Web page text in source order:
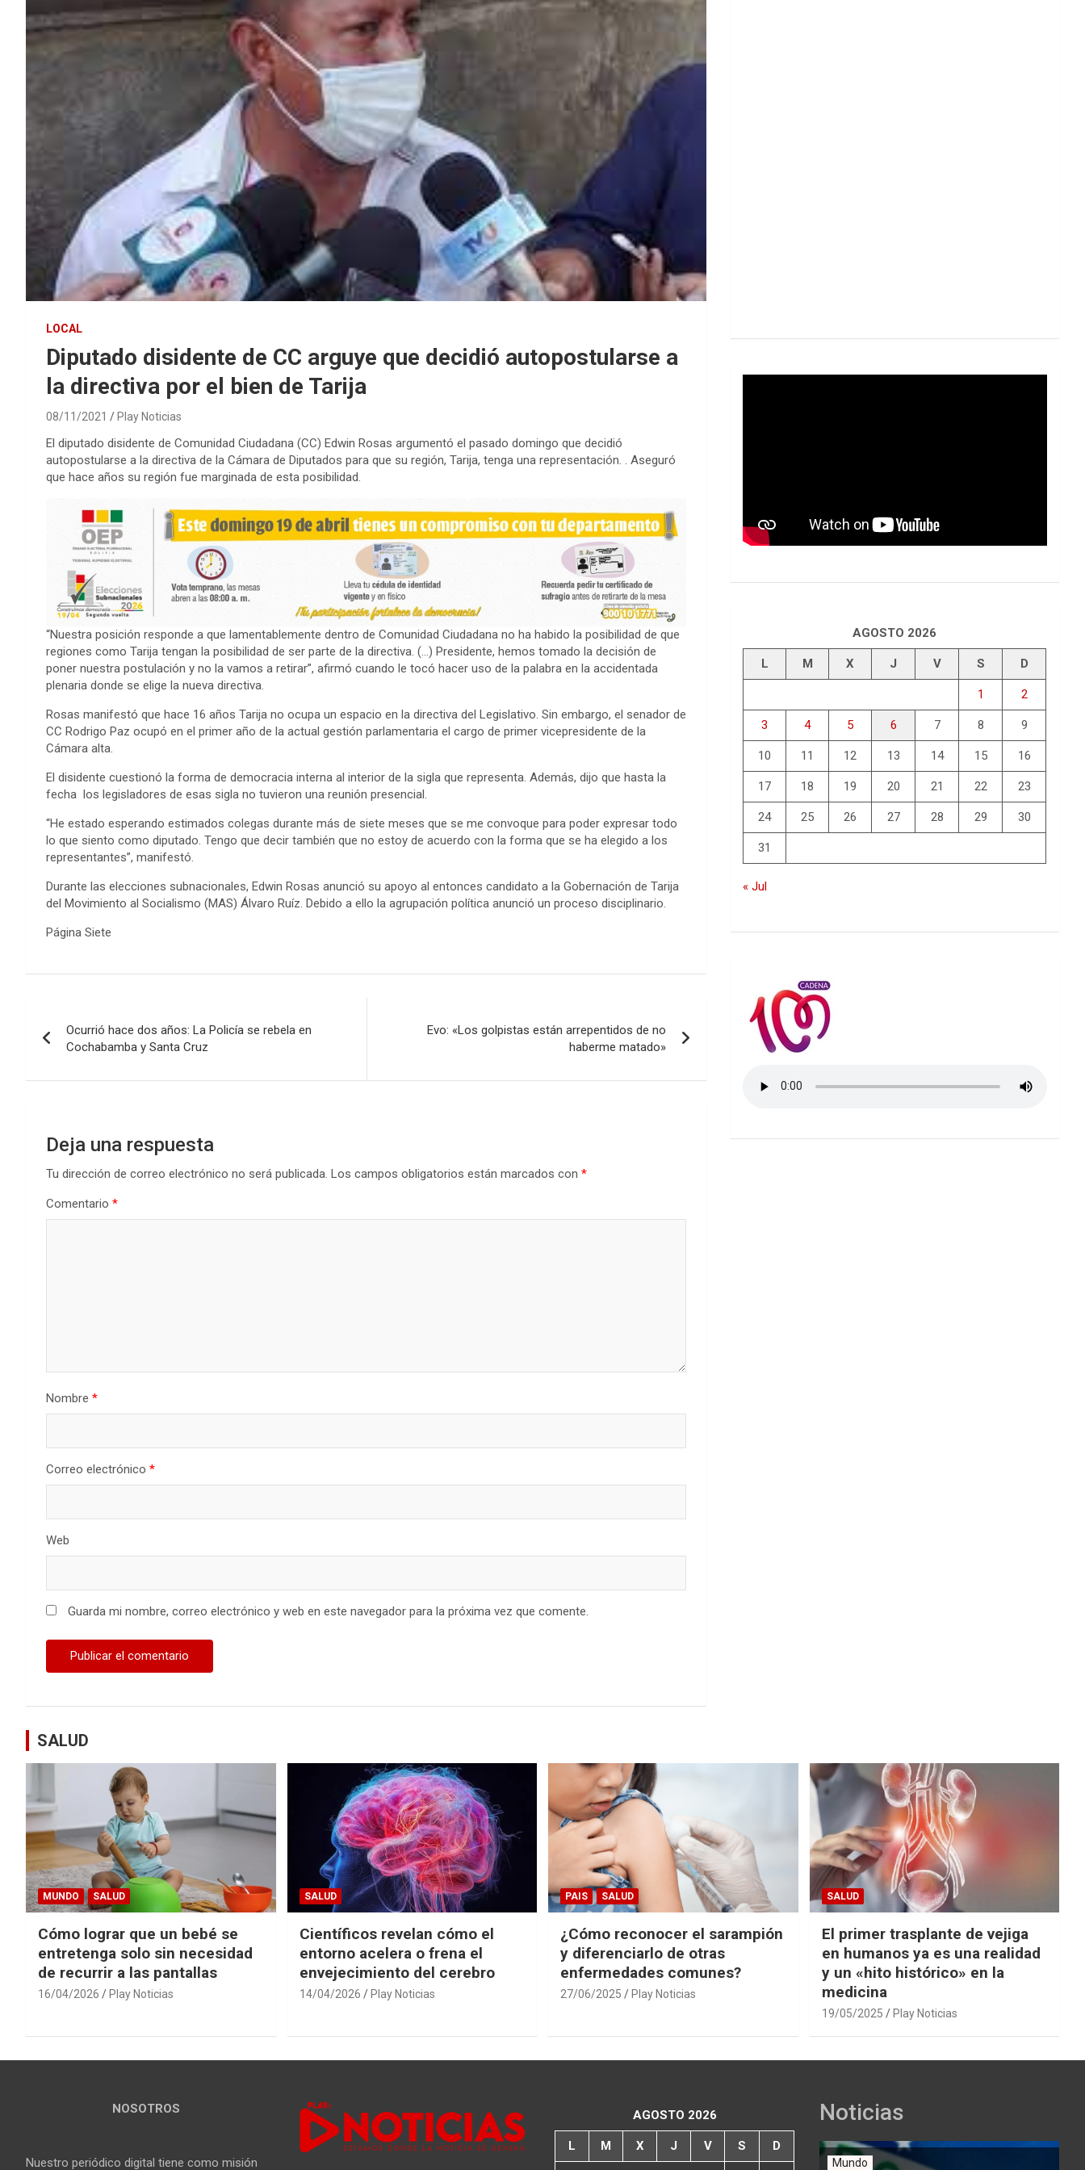
LOCAL
Diputado disidente de CC arguye que decidió autopostularse a
la directiva por el bien de Tarija
08/11/2021 Play Noticias
El diputado disidente de Comunidad Ciudadana (CC) Edwin Rosas argumentó el pasado domingo que decidió
autopostularse a la directiva de la Cámara de Diputados para que su región, Tarija, tenga una representación. . Aseguró
que hace años su región fue marginada de esta posibilidad.
“Nuestra posición responde a que lamentablemente dentro de Comunidad Ciudadana no ha habido la posibilidad de que
regiones como Tarija tengan la posibilidad de ser parte de la directiva. (…) Presidente, hemos tomado la decisión de
poner nuestra postulación y no la vamos a retirar”, afirmó cuando le tocó hacer uso de la palabra en la accidentada
plenaria donde se elige la nueva directiva.
Rosas manifestó que hace 16 años Tarija no ocupa un espacio en la directiva del Legislativo. Sin embargo, el senador de
CC Rodrigo Paz ocupó en el primer año de la actual gestión parlamentaria el cargo de primer vicepresidente de la
Cámara alta.
El disidente cuestionó la forma de democracia interna al interior de la sigla que representa. Además, dijo que hasta la
fecha los legisladores de esas sigla no tuvieron una reunión presencial.
“He estado esperando estimados colegas durante más de siete meses que se me convoque para poder expresar todo
lo que siento como diputado. Tengo que decir también que no estoy de acuerdo con la forma que se ha elegido a los
representantes”, manifestó.
Durante las elecciones subnacionales, Edwin Rosas anunció su apoyo al entonces candidato a la Gobernación de Tarija
del Movimiento al Socialismo (MAS) Álvaro Ruíz. Debido a ello la agrupación política anunció un proceso disciplinario.
Página Siete
de
entradas
Ocurrió hace dos años: La Policía se rebela en
Cochabamba y Santa Cruz
Evo: «Los golpistas están arrepentidos de no
haberme matado»
Deja una respuesta
Tu dirección de correo electrónico no será publicada. Los campos obligatorios están marcados con *
Comentario *
Nombre *
Correo electrónico *
Web
Guarda mi nombre, correo electrónico y web en este navegador para la próxima vez que comente.
AGOSTO 2026
L M X J V S D
1 2
3 4 5 6 7 8 9
10 11 12 13 14 15 16
17 18 19 20 21 22 23
24 25 26 27 28 29 30
31
« Jul
SALUD
MUNDO SALUD
Cómo lograr que un bebé se
entretenga solo sin necesidad
de recurrir a las pantallas
16/04/2026 Play Noticias
SALUD
Científicos revelan cómo el
entorno acelera o frena el
envejecimiento del cerebro
14/04/2026 Play Noticias
PAIS SALUD
¿Cómo reconocer el sarampión
y diferenciarlo de otras
enfermedades comunes?
27/06/2025 Play Noticias
SALUD
El primer trasplante de vejiga
en humanos ya es una realidad
y un «hito histórico» en la
medicina
19/05/2025 Play Noticias
NOSOTROS
Nuestro periódico digital tiene como misión
AGOSTO 2026
L M X J V S D
Noticias
Mundo